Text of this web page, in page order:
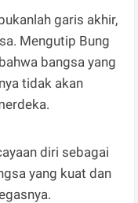
garis akhir,
Mengutip Bung
bangsa yang
tidak akan
diri sebagai
yang kuat dan